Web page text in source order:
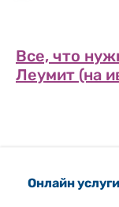
Все, что
Леумит (на
Онлайн услуги